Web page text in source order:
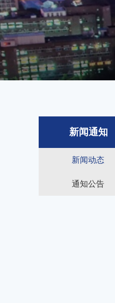
新闻通知
新闻动态
通知公告